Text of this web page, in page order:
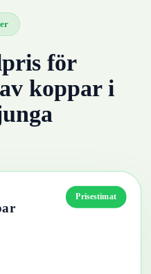
för
koppari
Prisestimat